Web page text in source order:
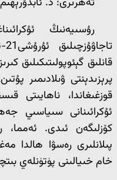
رۇسىيەنىڭ
قانلىق گېئوپولىتىكىلىق
قوزغىغاندا، ناھايىتى
ئۇكرائىنانى سىياسىي
كۆزلىگەن ئىدى. ئەمما،
پىلانلىرى رەسۋا ھالدا
خام خىيالىنى پۈتۈنلەي